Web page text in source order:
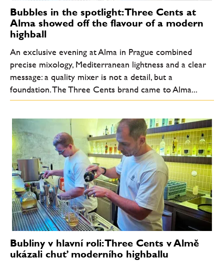
Bubbles in the spotlight: Three Cents at
Alma showed off the flavour of a modern
highball
An exclusive evening at Alma in Prague combined
precise mixology, Mediterranean lightness and a clear
message: a quality mixer is not a detail, but a
foundation. The Three Cents brand came to Alma...
Bubliny v hlavní roli: Three Cents v Almě
ukázali chuť moderního highballu